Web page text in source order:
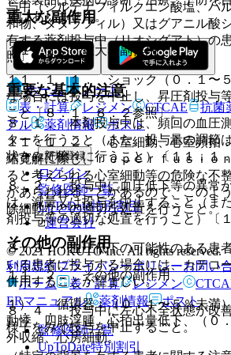
与中（シルデナフィルクエン酸塩、バ
和物、タダラフィル）又はグアニル酸
有する薬剤投与中（リオシグアト）の
照〕。
重要な基本的注意
８．１． 本剤投与中は、頻回の血圧
ターを行うこと（また、投与量の調節
状をみて徐々に行うこと）〔１１．１
８．２． 投与中に血圧低下等の異常
は、減量又は投与を中止すること（ま
剤投与等の適切な処置を行うこと）〔
８．３． 血圧低下の可能性のある患
いる患者に投与する場合には、カテコ
併用することが望ましい。
８．４． 投与中に左心不全状態が改
様子をみて投与を中止すること。
重大な副作用
１１．１． 重大な副作用
１１．１．１． ショック（０．１〜
な場合には投与を中止し、昇圧剤投与
こと〔８．１、８．２参照〕。
１１．１．２． 心室細動、心室頻拍
縮寛解に際し、ｒｅｐｅｒｆｕｓｉｏ
ると考えられる心室細動等の危険な不
があらわれることがあるので、このよ
除細動などの適切な処置を行うこと。
その他の副作用
１１．２． その他の副作用
１）． 循環器：（０．１〜５％未満
動悸、四肢浮腫、心拍出量低下、（０
外収縮、心房細動。
ではありません。
ホーム
ノート
表・計算
レジメン CTCAE 抗菌
アル
薬剤情報 ポスト
新規登録
ログイン
監修医師一覧
UpToDate特別割引
運営会社
© 2021 HOKUTO Inc. All rights reserved.
利用規約プライバシーポリシーお問い
ホーム
表・計算 レジメン
ERマニュアル
薬剤情報 ポスト
監修医師一覧
UpToDate特別割引